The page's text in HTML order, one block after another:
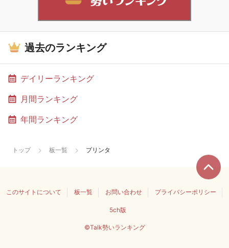
過去のランキング
デイリーランキング
月間ランキング
年間ランキング
トップ 板一覧 プリンタ
このサイトについて 板一覧 お問い合わせ プライバシーポリシー
5ch版
©Talk勢いランキング